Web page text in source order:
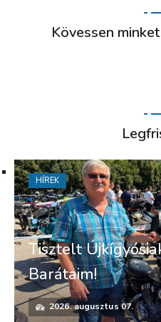
Kövessen
Tisztelt
Barátaim!
2026. augusztus 07.
HÍREK